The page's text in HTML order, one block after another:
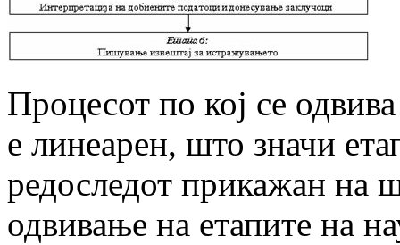
Процесот по кој се
е линеарен, што значи
редоследот прикажан на
одвивање на етапите на